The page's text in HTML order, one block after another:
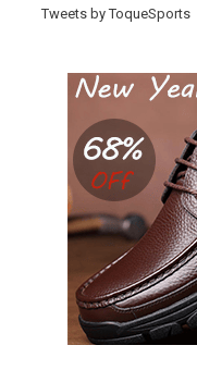
Tweets by ToqueSports